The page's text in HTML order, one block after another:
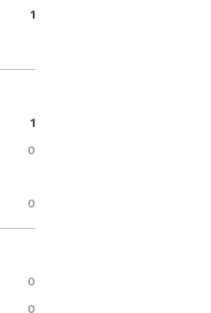
1
1
0
0
0
0